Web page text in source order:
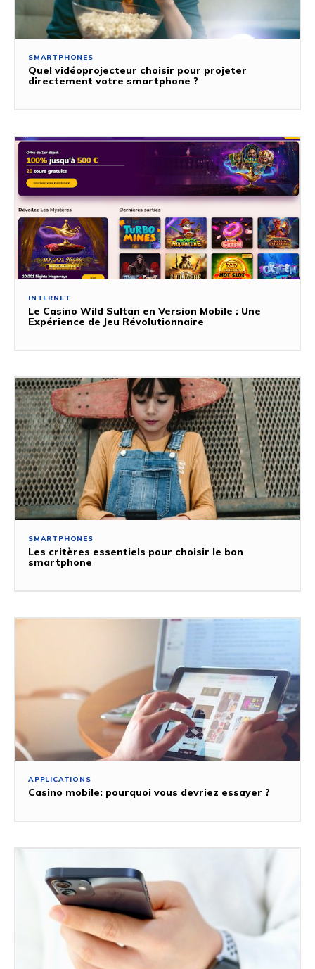
SMARTPHONES
Quel vidéoprojecteur choisir pour projeter
directement votre smartphone ?
INTERNET
Le Casino Wild Sultan en Version Mobile : Une
Expérience de Jeu Révolutionnaire
SMARTPHONES
Les critères essentiels pour choisir le bon
smartphone
APPLICATIONS
Casino mobile: pourquoi vous devriez essayer ?